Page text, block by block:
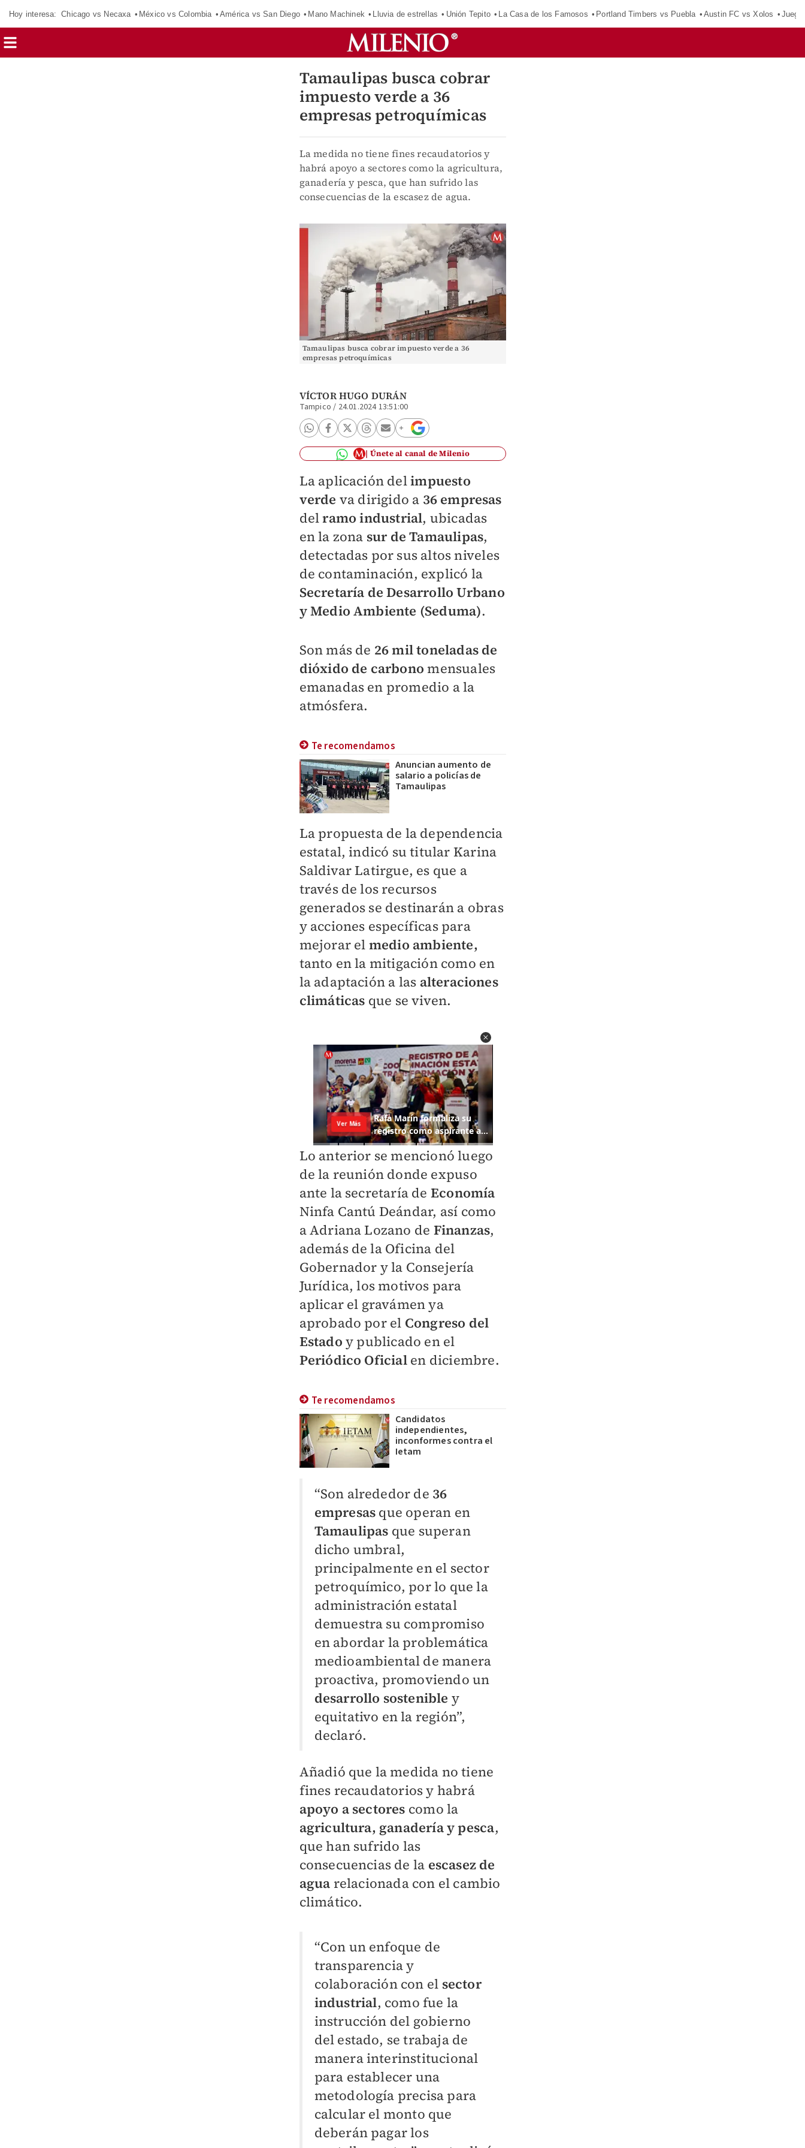
Hoy interesa: Chicago vs Necaxa México vs Colombia América vs San Diego Mano Machinek Lluvia de estrellas Unión Tepito La Casa de los Famosos Portland Timbers vs Puebla Austin FC vs Xolos
Tamaulipas busca cobrar
impuesto verde a 36
empresas petroquímicas
La medida no tiene fines recaudatorios y
habrá apoyo a sectores como la agricultura,
ganadería y pesca, que han sufrido las
consecuencias de la escasez de agua.
Tamaulipas busca cobrar impuesto verde a 36
empresas petroquímicas
VÍCTOR HUGO DURÁN
Tampico / 24.01.2024 13:51:00
Únete al canal de Milenio
La aplicación delimpuesto
verde va dirigido a 36 empresas
delramo industrial, ubicadas
en la zona sur de Tamaulipas,
detectadas por sus altos niveles
de contaminación, explicó la
Secretaría de Desarrollo Urbano
y Medio Ambiente (Seduma).
Son más de 26 mil toneladas de
dióxido de carbonomensuales
emanadas en promedio a la
atmósfera.
Te recomendamos
Anuncian aumento de
salario a policías de
Tamaulipas
La propuesta de la dependencia
estatal, indicó su titular Karina
Saldivar Latirgue, es que a
través de los recursos
generados se destinarán a obras
y acciones específicas para
mejorar el medio ambiente,
tanto en la mitigación como en
la adaptación a las alteraciones
climáticas que se viven.
Lo anterior se mencionó luego
de la reunión donde expuso
ante la secretaría de Economía
Ninfa Cantú Deándar, así como
a Adriana Lozano de Finanzas,
además de la Oficina del
Gobernador y la Consejería
Jurídica, los motivos para
aplicar el gravámen ya
aprobado por el Congreso del
Estado y publicado en el
Periódico Oficialen diciembre.
Te recomendamos
Candidatos
independientes,
inconformes contra el
Ietam
“Son alrededor de 36
empresas que operan en
Tamaulipas que superan
dicho umbral,
principalmente en el sector
petroquímico, por lo que la
administración estatal
demuestra su compromiso
en abordar la problemática
medioambiental de manera
proactiva, promoviendo un
desarrollo sostenible y
equitativo en la región”,
declaró.
Añadió que la medida no tiene
fines recaudatorios y habrá
apoyo a sectores como la
agricultura, ganadería y pesca,
que han sufrido las
consecuencias de la escasez de
agua relacionada con el cambio
climático.
“Con un enfoque de
transparencia y
colaboración con el sector
industrial, como fue la
instrucción del gobierno
del estado, se trabaja de
manera interinstitucional
para establecer una
metodología precisa para
calcular el monto que
deberán pagar los